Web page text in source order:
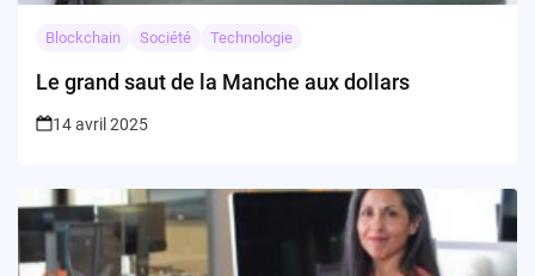
Blockchain Société Technologie
Le grand saut de la Manche aux dollars
14 avril 2025